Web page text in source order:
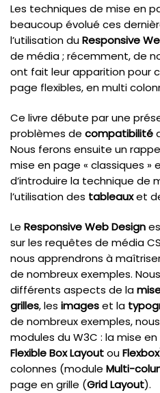
Les techniques de mise en
beaucoup évolué ces
l’utilisation duResponsive
de média ; récemment, de
ont fait leur apparition pour
page flexibles, en multi
Ce livre débute par une
problèmes de compatibilité
Nous ferons ensuite un
mise en page « classiques
d’introduire la technique de
l’utilisation des tableauxet
Le Responsive Web Design
sur les requêtes de média
nous apprendrons à
de nombreux exemples.
différents aspects de la
grilles, les imageset la
de nombreux exemples,
modules du W3C : la mise
Flexible Box LayoutouFlexbox
colonnes (module Multi-
page en grille (Grid Layout).